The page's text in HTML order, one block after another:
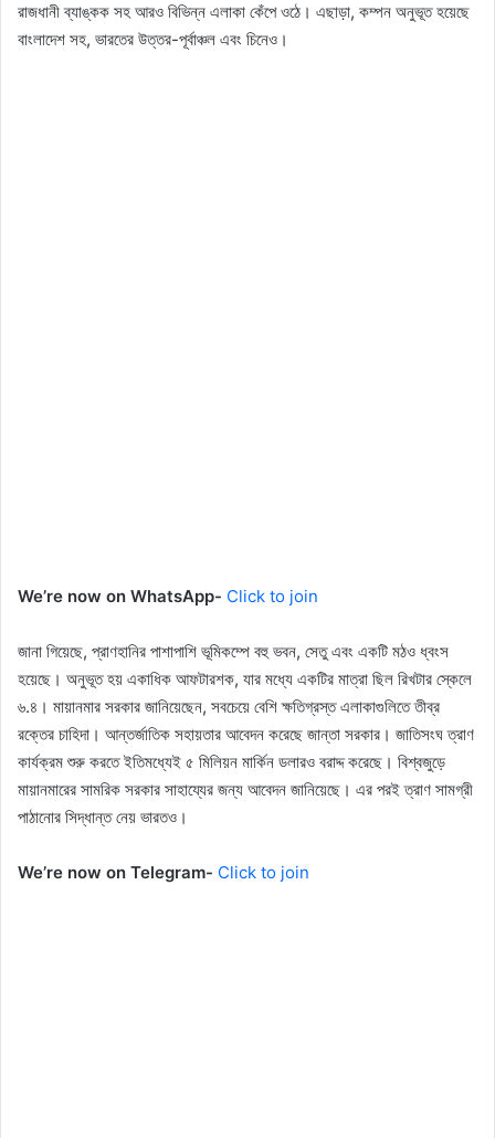
রাজধানী ব্যাঙ্কক সহ আরও বিভিন্ন এলাকা কেঁপে ওঠে। এছাড়া, কম্পন অনুভূত হয়েছে
বাংলাদেশ সহ, ভারতের উত্তর-পূর্বাঞ্চল এবং চিনেও।
We’re now on WhatsApp- Click to join
জানা গিয়েছে, প্রাণহানির পাশাপাশি ভূমিকম্পে বহু ভবন, সেতু এবং একটি মঠও ধ্বংস
হয়েছে। অনুভূত হয় একাধিক আফটারশক, যার মধ্যে একটির মাত্রা ছিল রিখটার স্কেলে
৬.৪। মায়ানমার সরকার জানিয়েছেন, সবচেয়ে বেশি ক্ষতিগ্রস্ত এলাকাগুলিতে তীব্র
রক্তের চাহিদা। আন্তর্জাতিক সহায়তার আবেদন করেছে জান্তা সরকার। জাতিসংঘ ত্রাণ
কার্যক্রম শুরু করতে ইতিমধ্যেই ৫ মিলিয়ন মার্কিন ডলারও বরাদ্দ করেছে। বিশ্বজুড়ে
মায়ানমারের সামরিক সরকার সাহায্যের জন্য আবেদন জানিয়েছে। এর পরই ত্রাণ সামগ্রী
পাঠানোর সিদ্ধান্ত নেয় ভারতও।
We’re now on Telegram- Click to join